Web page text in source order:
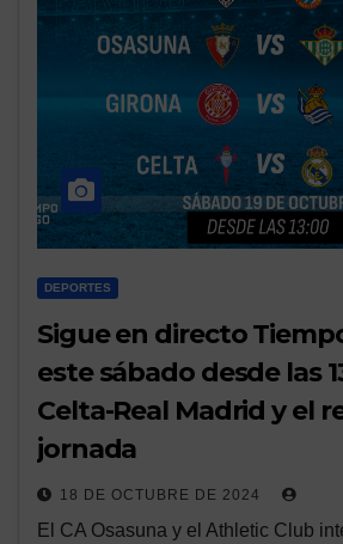
DEPORTES
Sigue en directo
este sábado desde las
Celta-Real Madrid y el
jornada
18 DE OCTUBRE DE 2024
El CA Osasuna y el Athletic Club